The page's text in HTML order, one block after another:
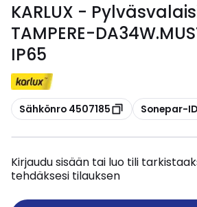
KARLUX -
TAMPERE-
IP65
Kopioi
Sähkönro 4507185 Kopioi
Sonepar-
Kirjaudu sisään tai luo tili
tehdäksesi tilauksen